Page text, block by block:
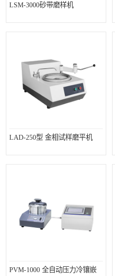
LSM-3000砂带磨样机
LAD-250型 金相试样磨平机
PVM-1000 全自动压力冷镶嵌